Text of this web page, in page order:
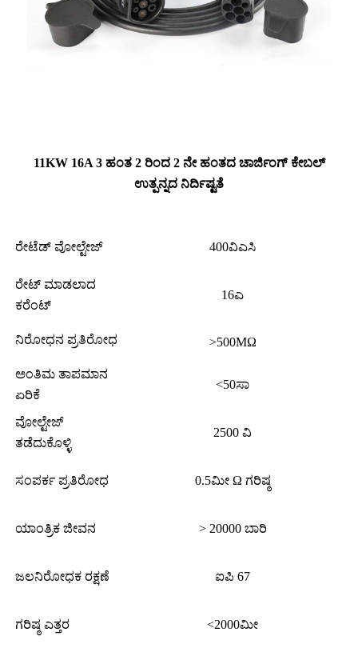
11KW 16A 3 ಹಂತ 2 ರಿಂದ 2 ನೇ ಹಂತದ ಚಾರ್ಜಿಂಗ್ ಕೇಬಲ್
ಉತ್ಪನ್ನದ ನಿರ್ದಿಷ್ಟತೆ
ರೇಟೆಡ್ ವೋಲ್ಟೇಜ್ 400ವಿಎಸಿ
ರೇಟ್ ಮಾಡಲಾದ
ಕರೆಂಟ್
16ಎ
ನಿರೋಧನ ಪ್ರತಿರೋಧ >500MΩ
ಅಂತಿಮ ತಾಪಮಾನ
ಏರಿಕೆ
<50ಸಾ
ವೋಲ್ಟೇಜ್
ತಡೆದುಕೊಳ್ಳಿ
2500 ವಿ
ಸಂಪರ್ಕ ಪ್ರತಿರೋಧ 0.5ಮೀ Ω ಗರಿಷ್ಠ
ಯಾಂತ್ರಿಕ ಜೀವನ > 20000 ಬಾರಿ
ಜಲನಿರೋಧಕ ರಕ್ಷಣೆ ಐಪಿ 67
ಗರಿಷ್ಠ ಎತ್ತರ <2000ಮೀ